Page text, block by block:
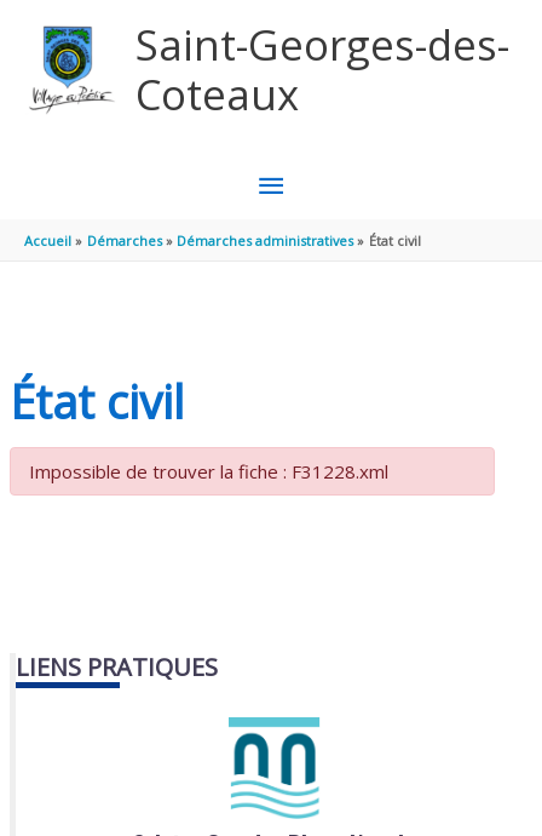
Saint-Georges-des-
Coteaux
MENU
PRINCIPAL
Accueil Démarches Démarches administratives État civil
État civil
Impossible de trouver la fiche : F31228.xml
LIENS PRATIQUES